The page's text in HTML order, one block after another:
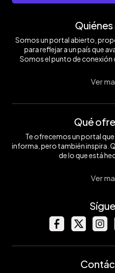
Somos un portal abierto,
para reflejar a un país que
Somos el punto de conexión
Ver
Qué
Te ofrecemos un portal
informa, pero también inspira.
de lo que está
Ver